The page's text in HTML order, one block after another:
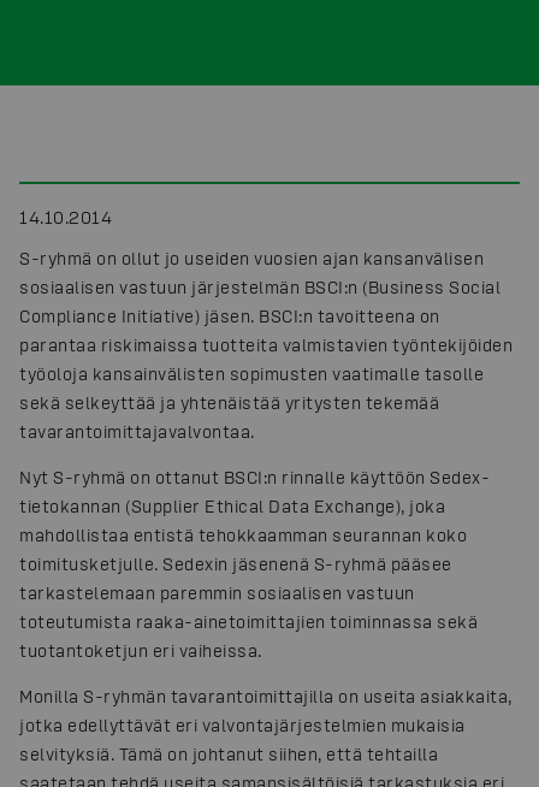
14.10.2014
S-ryhmä on ollut jo useiden vuosien ajan kansanvälisen
sosiaalisen vastuun järjestelmän BSCI:n (Business Social
Compliance Initiative) jäsen. BSCI:n tavoitteena on
parantaa riskimaissa tuotteita valmistavien työntekijöiden
työoloja kansainvälisten sopimusten vaatimalle tasolle
sekä selkeyttää ja yhtenäistää yritysten tekemää
tavarantoimittajavalvontaa.
Nyt S-ryhmä on ottanut BSCI:n rinnalle käyttöön Sedex-
tietokannan (Supplier Ethical Data Exchange), joka
mahdollistaa entistä tehokkaamman seurannan koko
toimitusketjulle. Sedexin jäsenenä S-ryhmä pääsee
tarkastelemaan paremmin sosiaalisen vastuun
toteutumista raaka-ainetoimittajien toiminnassa sekä
tuotantoketjun eri vaiheissa.
Monilla S-ryhmän tavarantoimittajilla on useita asiakkaita,
jotka edellyttävät eri valvontajärjestelmien mukaisia
selvityksiä. Tämä on johtanut siihen, että tehtailla
saatetaan tehdä useita samansisältöisiä tarkastuksia eri